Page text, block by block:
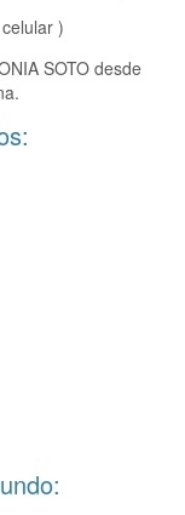
)
SOTO desde